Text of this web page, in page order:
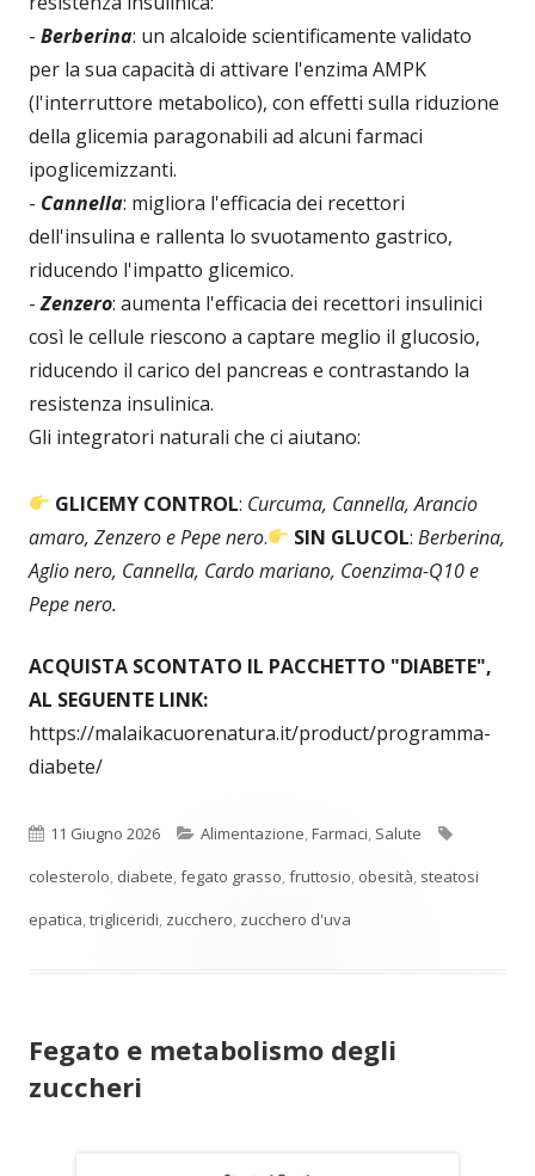
- Berberina: un alcaloide scientificamente validato
per la sua capacità di attivare l'enzima AMPK
(l'interruttore metabolico), con effetti sulla riduzione
della glicemia paragonabili ad alcuni farmaci
ipoglicemizzanti.
- Cannella: migliora l'efficacia dei recettori
dell'insulina e rallenta lo svuotamento gastrico,
riducendo l'impatto glicemico.
-Zenzero: aumenta l'efficacia dei recettori insulinici
così le cellule riescono a captare meglio il glucosio,
riducendo il carico del pancreas e contrastando la
resistenza insulinica.
Gli integratori naturali che ci aiutano:
GLICEMY CONTROL: Curcuma, Cannella, Arancio
amaro, Zenzero e Pepe nero. SIN GLUCOL:Berberina,
Aglio nero, Cannella, Cardo mariano, Coenzima-Q10 e
Pepe nero.
ACQUISTA SCONTATO IL PACCHETTO "DIABETE",
AL SEGUENTE LINK:
https://malaikacuorenatura.it/product/programma-
diabete/
Pubblicato
11 Giugno 2026 Categorie
Alimentazione,Farmaci, Salute
colesterolo, diabete,fegato grasso,fruttosio, obesità, steatosi
epatica,trigliceridi, zucchero, zucchero d'uva
Fegato e metabolismo degli
zuccheri